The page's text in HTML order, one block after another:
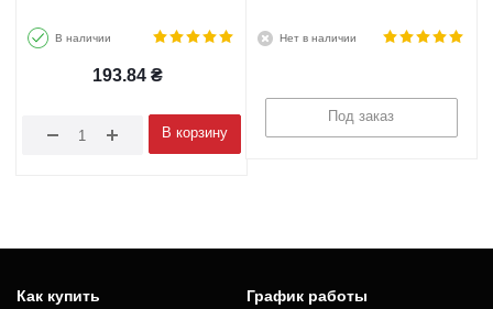
В наличии
193.84 ₴
В корзину
Нет в наличии
Под заказ
Как купить
График работы